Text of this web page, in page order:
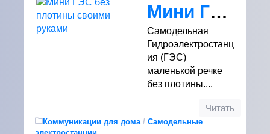
Мини ГЭС без плотины своими руками
Самодельная
Гидроэлектростанц
ия (ГЭС)
маленькой речке
без плотины....
Читать
Коммуникации для дома/ Самодельные